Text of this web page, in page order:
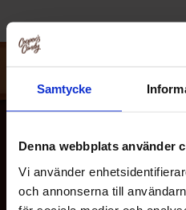
Samtycke
Denna webbplats använder
Vi använder
och annonserna till